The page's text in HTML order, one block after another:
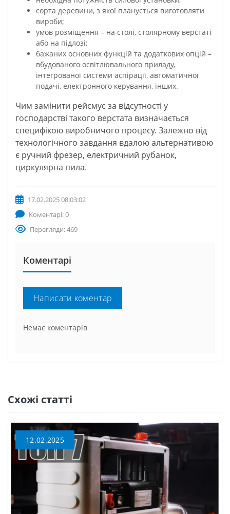
сорта деревини, з якої планується виготовляти
вироби;
умов розміщення – на столі, столярному верстаті
або на підлозі;
бажаних основних функцій та додаткових опцій –
вбудованого освітлювального приладу,
інтегрованої системи аспірації, автоматичної
подачі, електронного керування, інших.
Чим замінити рейсмус за відсутності у
господарстві такого верстата визначається
специфікою виробничого процесу. Залежно від
технологічного завдання вдалою альтернативою
є ручний фрезер, електричний рубанок,
циркулярна пила.
17.02.2025 08:03:02
Коментарі: 0
Перегляди: 469
Коментарі
Написати коментар
Немає коментарів
Схожі статті
12.02.2025